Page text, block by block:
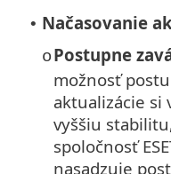
• Načasovanie
oPostupne
možnosť
aktualizácie
vyššiu
spoločnosť
nasadzuje